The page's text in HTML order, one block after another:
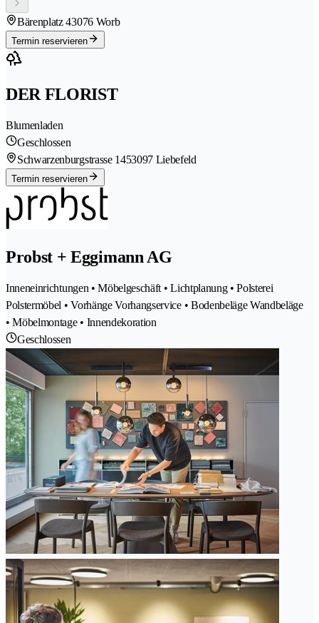
Bärenplatz 43076 Worb
Termin reservieren
DER FLORIST
Blumenladen
Geschlossen
Schwarzenburgstrasse 1453097 Liebefeld
Termin reservieren
Probst + Eggimann AG
Inneneinrichtungen • Möbelgeschäft • Lichtplanung • Polsterei
Polstermöbel • Vorhänge Vorhangservice • Bodenbeläge Wandbeläge
• Möbelmontage • Innendekoration
Geschlossen